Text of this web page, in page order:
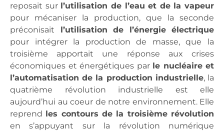
reposait sur l’utilisation de l’eau et de la vapeur
pour mécaniser la production, que la seconde
préconisait l’utilisation de l’énergie électrique
pour intégrer la production de masse, que la
troisième apportait une réponse aux crises
économiques et énergétiques par le nucléaire et
l’automatisation de la production industrielle, la
quatrième révolution industrielle est elle
aujourd’hui au coeur de notre environnement. Elle
reprend les contours de la troisième révolution
en s’appuyant sur la révolution numérique